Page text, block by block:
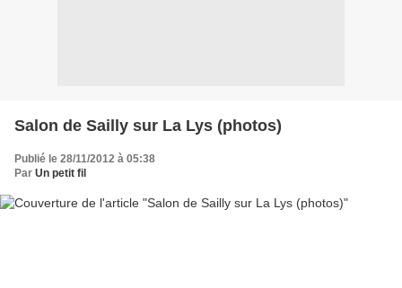
Salon de Sailly sur La Lys (photos)
Publié le 28/11/2012 à 05:38
Par Un petit fil